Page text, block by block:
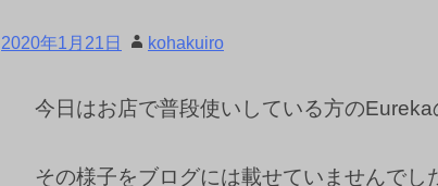
2020年1月21日 kohakuiro
今日はお店で普段使いしている方の
その様子をブログには載せていませんでし